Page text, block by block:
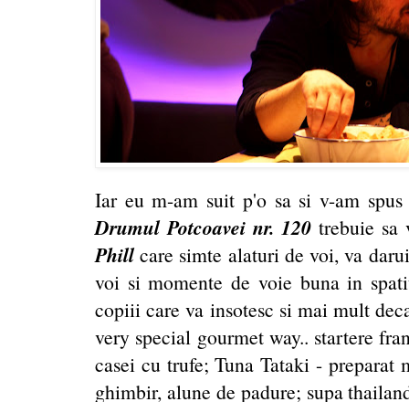
Iar eu m-am suit p'o sa si v-am
Drumul Potcoavei nr. 120 trebuie sa
Phillcare simte alaturi de voi, va
voi si momente de voie buna in
copiii care va insotesc si mai mult
very special gourmet way.. startere
casei cu trufe; Tuna Tataki - preparat
ghimbir, alune de padure; supa